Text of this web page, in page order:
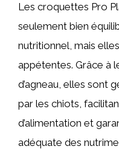
Les croquettes Pro
seulement bien
nutritionnel, mais
appétentes. Grâce à
d’agneau, elles sont
par les chiots,
d’alimentation et
adéquate des